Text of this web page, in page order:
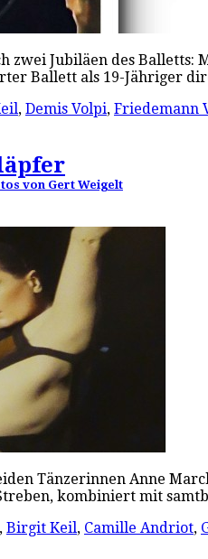
zwei Jubiläen des
Ballett als 19-Jähriger
, Demis Volpi, Friedemann
von Gert Weigelt
Tänzerinnen Anne
kombiniert mit
, Birgit Keil, Camille Andriot,